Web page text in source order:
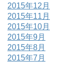
2015年12月
2015年11月
2015年10月
2015年9月
2015年8月
2015年7月